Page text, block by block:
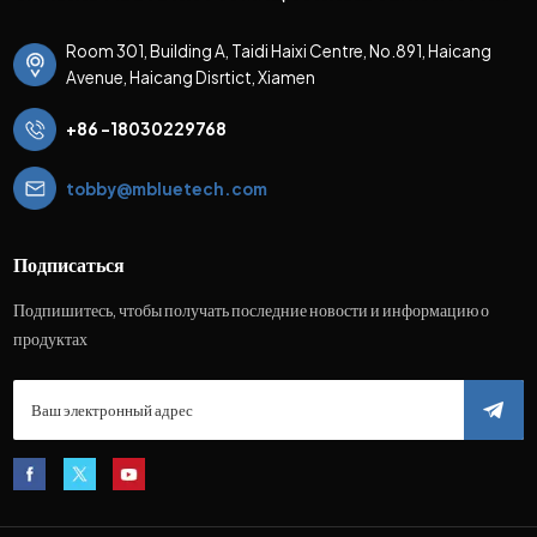
Room 301, Building A, Taidi Haixi Centre, No.891, Haicang
Avenue, Haicang Disrtict, Xiamen
+86 -18030229768
tobby@mbluetech.com
Подписаться
Подпишитесь, чтобы получать последние новости и информацию о
продуктах